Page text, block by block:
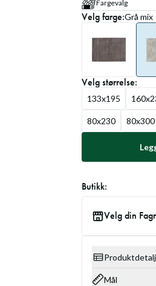
Fargevalg
Velgfarge:Grå mix
Velgstørrelse:
133x195
80x230 80x300
Butikk:
Velg din
Produktdetalj
Mål